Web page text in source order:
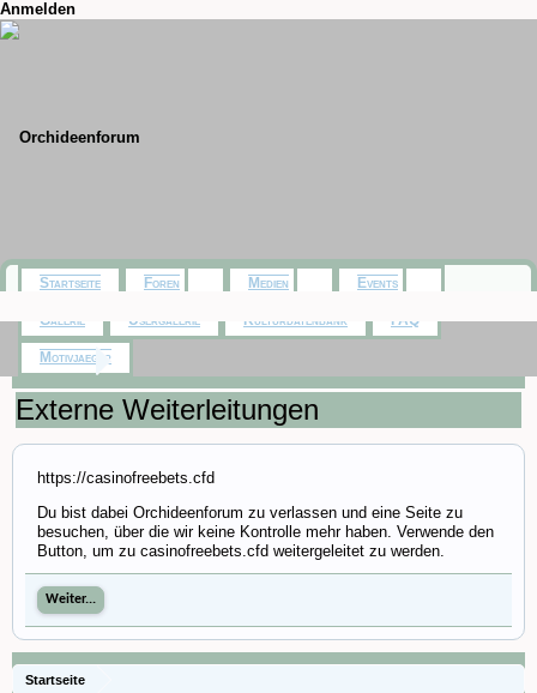
Anmelden
Startseite
Externe Weiterleitungen
https://casinofreebets.cfd
Du bist dabei Orchideenforum zu verlassen und eine Seite zu
besuchen, über die wir keine Kontrolle mehr haben. Verwende den
Button, um zu casinofreebets.cfd weitergeleitet zu werden.
Weiter...
Startseite
Startseite Foren Medien Events
Galerie Usergalerie Kulturdatenbank FAQ
Motivjaeger